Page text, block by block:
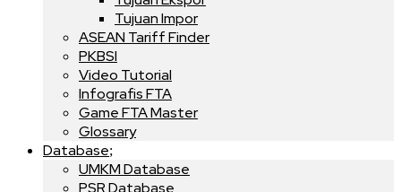
Tujuan Impor
ASEAN Tariff Finder
PKBSI
Video Tutorial
Infografis FTA
Game FTA Master
Glossary
Database
UMKM Database
PSR Database